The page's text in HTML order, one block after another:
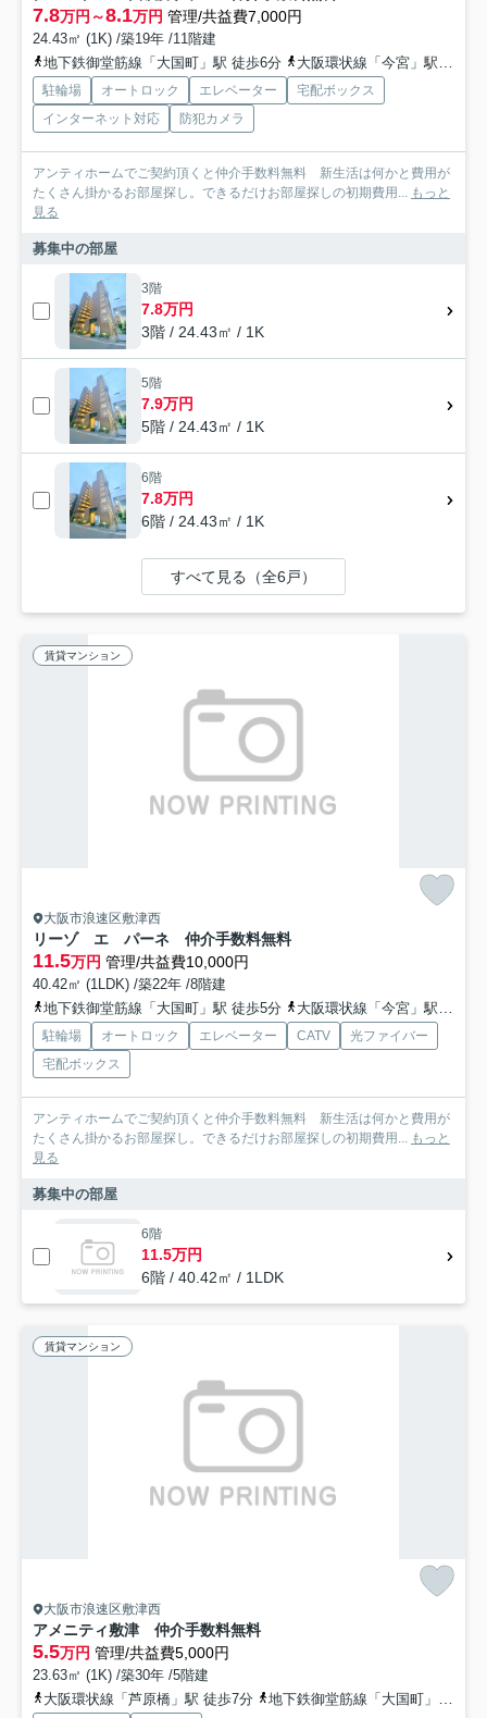
7.8万円～8.1万円 管理/共益費7,000円
24.43㎡ (1K) /築19年 /11階建
地下鉄御堂筋線「大国町」駅 徒歩6分
大阪環状線「今宮」駅 徒歩10分
駐輪場 オートロック エレベーター
宅配ボックス
インターネット対応
防犯カメラ
アンティホームでご契約頂くと仲介手数料無料 新生活は何かと費用が
たくさん掛かるお部屋探し。できるだけお部屋探しの初期費用... もっと
見る
募集中の部屋
3階
7.8万円
3階 / 24.43㎡ / 1K
5階
7.9万円
5階 / 24.43㎡ / 1K
6階
7.8万円
6階 / 24.43㎡ / 1K
すべて見る（全6戸）
賃貸マンション
大阪市浪速区敷津西
リーゾ エ パーネ 仲介手数料無料
11.5万円 管理/共益費10,000円
40.42㎡ (1LDK) /築22年 /8階建
地下鉄御堂筋線「大国町」駅 徒歩5分
大阪環状線「今宮」駅 徒歩8分
駐輪場 オートロック エレベーター CATV
光ファイバー
宅配ボックス
アンティホームでご契約頂くと仲介手数料無料 新生活は何かと費用が
たくさん掛かるお部屋探し。できるだけお部屋探しの初期費用... もっと
見る
募集中の部屋
6階
11.5万円
6階 / 40.42㎡ / 1LDK
賃貸マンション
大阪市浪速区敷津西
アメニティ敷津 仲介手数料無料
5.5万円 管理/共益費5,000円
23.63㎡ (1K) /築30年 /5階建
大阪環状線「芦原橋」駅 徒歩7分
地下鉄御堂筋線「大国町」駅 徒歩7分